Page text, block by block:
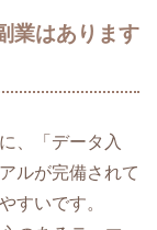
業はあります
、「データ入
ルが完備されて
すいです。